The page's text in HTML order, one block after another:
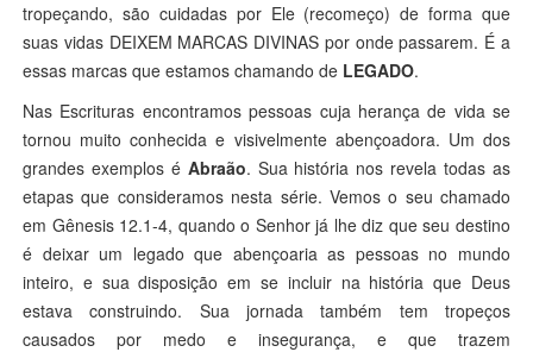
tropeçando, são cuidadas por Ele (recomeço) de forma que
suas vidas DEIXEM MARCAS DIVINAS por onde passarem. É a
essas marcas que estamos chamando de LEGADO.
Nas Escrituras encontramos pessoas cuja herança de vida se
tornou muito conhecida e visivelmente abençoadora. Um dos
grandes exemplos é Abraão. Sua história nos revela todas as
etapas que consideramos nesta série. Vemos o seu chamado
em Gênesis 12.1-4, quando o Senhor já lhe diz que seu destino
é deixar um legado que abençoaria as pessoas no mundo
inteiro, e sua disposição em se incluir na história que Deus
estava construindo. Sua jornada também tem tropeços
causados por medo e insegurança, e que trazem